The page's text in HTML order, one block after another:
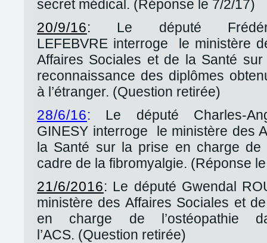
secret médical. (Réponse le 7/2/17)
20/9/16: Le député
LEFEBVRE interroge le ministère
Affaires Sociales et de la Santé sur
reconnaissance des diplômes
à l’étranger. (Question retirée)
28/6/16: Le député Charles-
GINESY interroge le ministère des
la Santé sur la prise en charge de
cadre de la fibromyalgie. (Réponse
21/6/2016: Le député Gwendal
ministère des Affaires Sociales et
en charge de l’ostéopathie
l’ACS. (Question retirée)